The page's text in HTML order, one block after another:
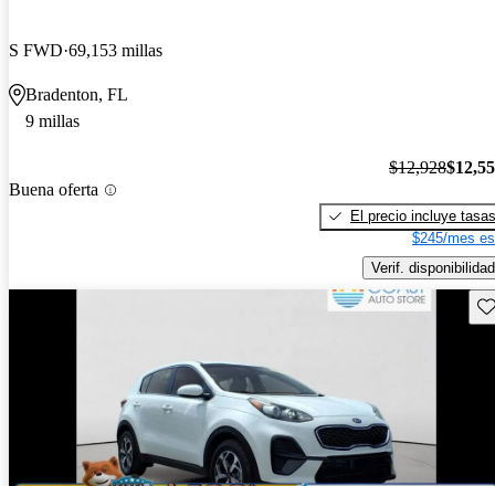
S FWD 69,153 millas
Bradenton, FL
9 millas
Buena oferta
$12,928
El precio incluye tasas
$245/mes
Verif. disponibilidad